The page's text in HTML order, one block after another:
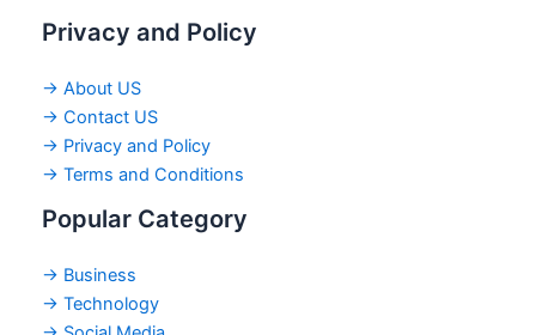
Privacy and Policy
→ About US
→ Contact US
→ Privacy and Policy
→ Terms and Conditions
Popular Category
→ Business
→ Technology